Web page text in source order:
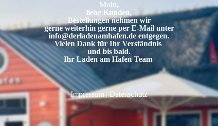
Moin,
liebe Kunden,
Bestellungen nehmen wir
gerne weiterhin gerne per E-Mail unter
info@derladenamhafen.de entgegen.
Vielen Dank für Ihr Verständnis
und bis bald.
Ihr Laden am Hafen Team
Impressum | Datenschutz